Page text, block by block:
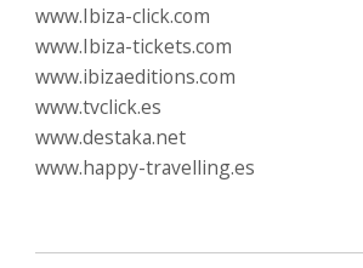
www.Ibiza-click.com
www.Ibiza-tickets.com
www.ibizaeditions.com
www.tvclick.es
www.destaka.net
www.happy-travelling.es